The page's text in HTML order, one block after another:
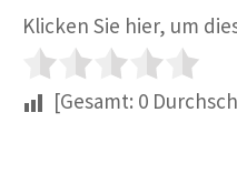
Klicken Sie hier, um
[Gesamt: 0